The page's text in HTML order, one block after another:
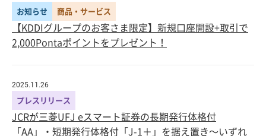
お知らせ 商品・サービス
【KDDIグループのお客さま限定】新規口座開設+取引で
2,000Pontaポイントをプレゼント！
2025.11.26
プレスリリース
JCRが三菱UFJ eスマート証券の長期発行体格付
「AA」・短期発行体格付「J-1＋」を据え置き～いずれ